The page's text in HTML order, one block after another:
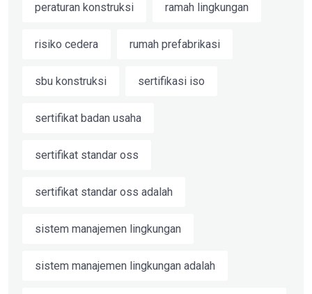
peraturan konstruksi ramah lingkungan
risiko cedera rumah prefabrikasi
sbu konstruksi sertifikasi iso
sertifikat badan usaha
sertifikat standar oss
sertifikat standar oss adalah
sistem manajemen lingkungan
sistem manajemen lingkungan adalah